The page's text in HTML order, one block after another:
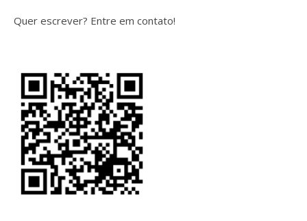
Quer escrever? Entre em contato!